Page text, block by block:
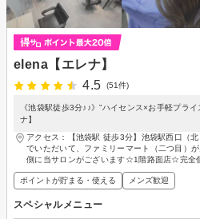
elena【エレナ】
4.5
(51件)
《池袋駅徒歩3分♪♪》”ハイセンス×お手軽プラ
ナ】
アクセス：【池袋駅 徒歩3分】池袋駅西口（
でいただいて、ファミリーマート（二つ目）
側に当サロンがございます☆1階路面店☆完全
ポイントが貯まる・使える メンズ歓迎
スペシャルメニュー